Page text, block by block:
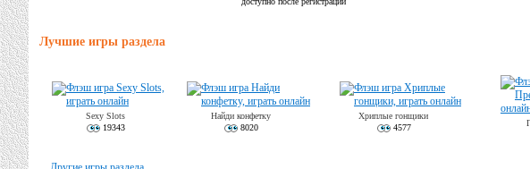
Лучшие игры раздела
Sexy Slots
19343
Найди конфетку
8020
Хриплые гонщики
4577